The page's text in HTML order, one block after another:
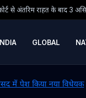
प्रोफेसरों ने फिर संभाला
GLOBAL